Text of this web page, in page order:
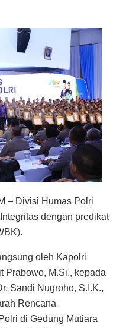
– Divisi Humas Polri
dengan predikat
oleh Kapolri
Prabowo, M.Si., kepada
Sandi Nugroho, S.I.K.,
Rencana
di Gedung Mutiara